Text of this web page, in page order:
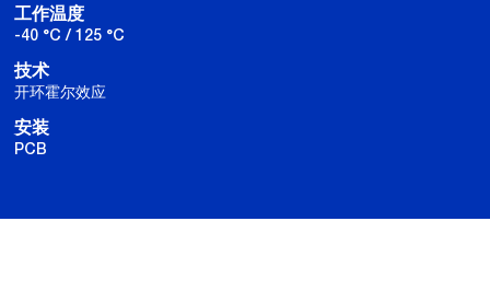
工作温度
-40 °C / 125 °C
技术
开环霍尔效应
安装
PCB